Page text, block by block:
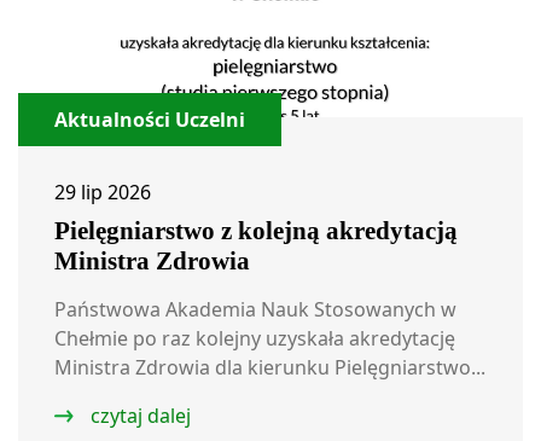
Aktualności Uczelni
29 lip 2026
Pielęgniarstwo z kolejną akredytacją
Ministra Zdrowia
Państwowa Akademia Nauk Stosowanych w
Chełmie po raz kolejny uzyskała akredytację
Ministra Zdrowia dla kierunku Pielęgniarstwo...
czytaj dalej